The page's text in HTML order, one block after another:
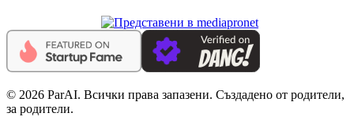
© 2026 ParAI. Всички права запазени. Създадено от родители,
за родители.